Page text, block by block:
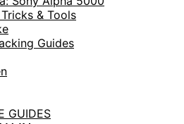
& Tools
Guides
GUIDES